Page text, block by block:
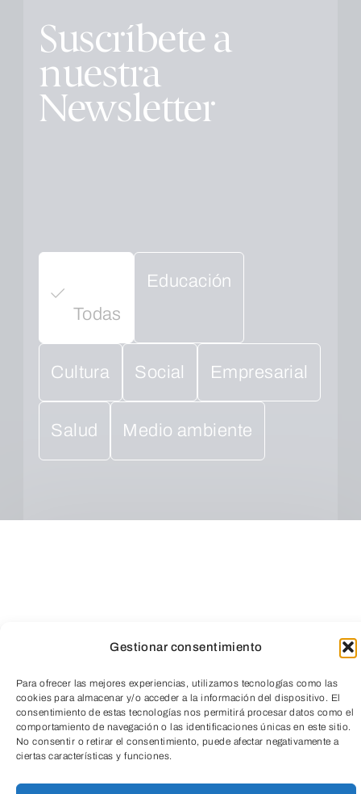
Gestionar consentimiento
Para ofrecer las mejores experiencias, utilizamos tecnologías como las
cookies para almacenar y/o acceder a la información del dispositivo. El
consentimiento de estas tecnologías nos permitirá procesar datos como el
comportamiento de navegación o las identificaciones únicas en este sitio.
No consentir o retirar el consentimiento, puede afectar negativamente a
ciertas características y funciones.
TeleEntradas
Suscríbete a
nuestra
Newsletter
Todas
Educación
Cultura Social Empresarial
Salud Medio ambiente